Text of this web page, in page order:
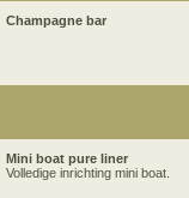
Champagne bar
Mini boat pure liner
Volledige inrichting mini boat.